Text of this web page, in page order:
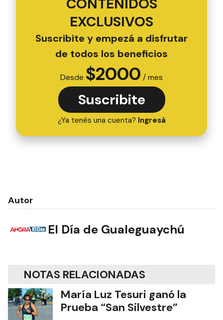
CONTENIDOS
EXCLUSIVOS
Suscribite y empezá a disfrutar
de todos los beneficios
Desde $2000 / mes
Suscribite
¿Ya tenés una cuenta? Ingresá
Autor
El Día de Gualeguaychú
NOTAS RELACIONADAS
María Luz Tesuri ganó la
Prueba “San Silvestre”